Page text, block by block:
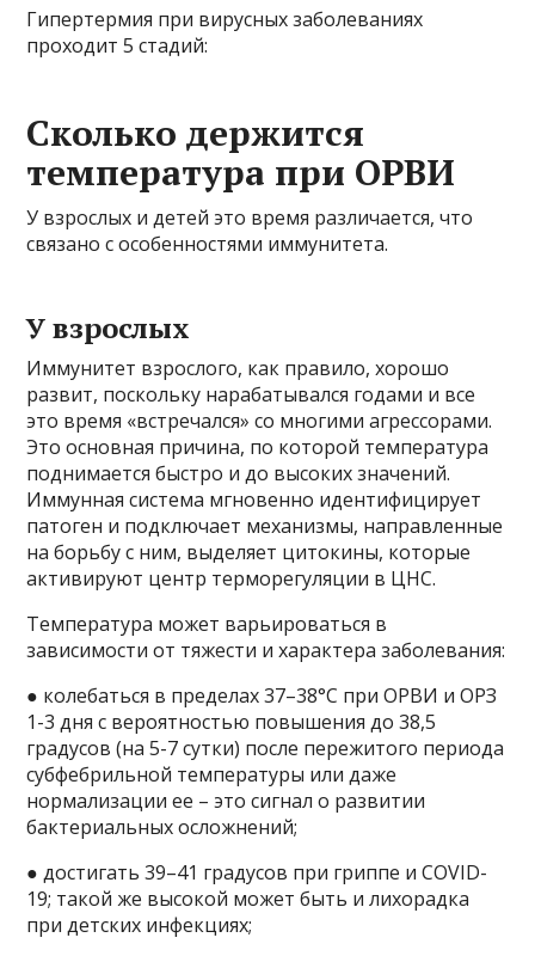
Гипертермия при вирусных заболеваниях
проходит 5 стадий:
Сколько держится
температура при ОРВИ
У взрослых и детей это время различается, что
связано с особенностями иммунитета.
У взрослых
Иммунитет взрослого, как правило, хорошо
развит, поскольку нарабатывался годами и все
это время «встречался» со многими агрессорами.
Это основная причина, по которой температура
поднимается быстро и до высоких значений.
Иммунная система мгновенно идентифицирует
патоген и подключает механизмы, направленные
на борьбу с ним, выделяет цитокины, которые
активируют центр терморегуляции в ЦНС.
Температура может варьироваться в
зависимости от тяжести и характера заболевания:
● колебаться в пределах 37–38°С при ОРВИ и ОРЗ
1-3 дня с вероятностью повышения до 38,5
градусов (на 5-7 сутки) после пережитого периода
субфебрильной температуры или даже
нормализации ее – это сигнал о развитии
бактериальных осложнений;
● достигать 39–41 градусов при гриппе и COVID-
19; такой же высокой может быть и лихорадка
при детских инфекциях;